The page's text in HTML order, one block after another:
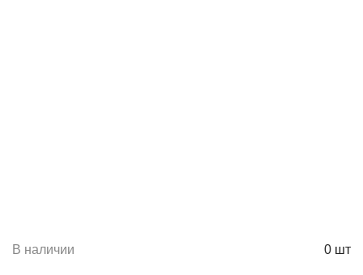
В наличии 0 шт